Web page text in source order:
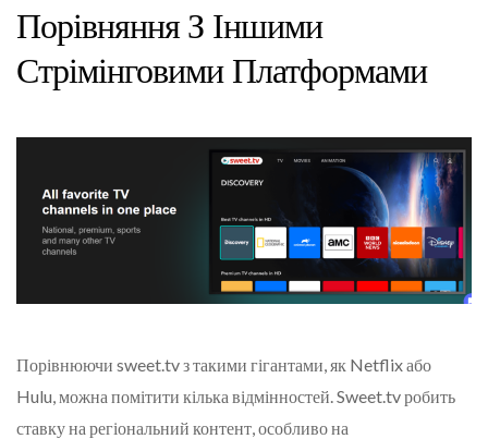
Порівняння З Іншими
Стрімінговими Платформами
Порівнюючи sweet.tv з такими гігантами, як Netflix або
Hulu, можна помітити кілька відмінностей. Sweet.tv робить
ставку на регіональний контент, особливо на